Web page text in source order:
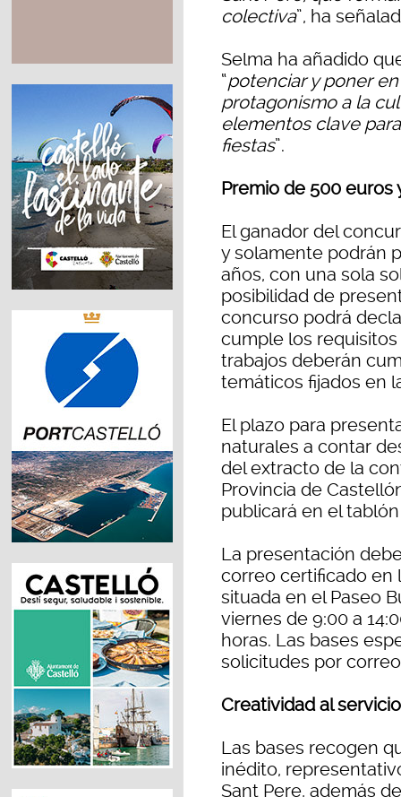
colectiva”, ha
Selma ha añadido
“potenciar y poner
protagonismo a la
elementos clave
fiestas”.
Premio de 500 euros
El ganador del
y solamente podrán
años, con una sola
posibilidad de
concurso podrá
cumple los requisitos
trabajos deberán
temáticos fijados en
El plazo para
naturales a contar
del extracto de la
Provincia de
publicará en el
La presentación
correo certificado en
situada en el Paseo
viernes de 9:00 a
horas. Las bases
solicitudes por
Creatividad al
Las bases recogen
inédito,
Sant Pere, además